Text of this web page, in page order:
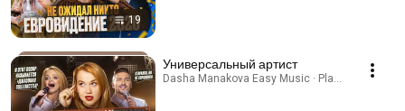
19
Универсальный артист
Dasha Manakova Easy Music · Playlist